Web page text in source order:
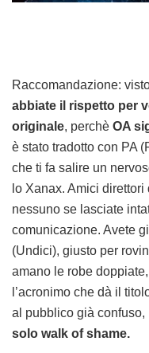
Raccomandazione:
abbiate il rispetto per
originale, perchè OA
è stato tradotto con PA
che ti fa salire un
lo Xanax. Amici
nessuno se lasciate
comunicazione. Avete
(Undici), giusto per
amano le robe
l’acronimo che dà il
al pubblico già
solo walk of shame.